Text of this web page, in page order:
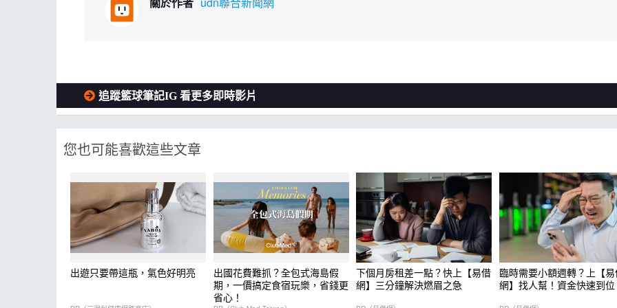
追蹤籃球筆記IG 看更多即時影片
您也可能喜歡這些文章
出遊只要帶這瓶，氣色好明亮
出國花費難抓？全包式海島假
期，一價搞定食宿玩樂，省錢更
省心！
下個月房租差一點？快上【易借
網】三分鐘解決燃眉之急
臨時需要小額週轉？上【
網】找人幫！資金快速到位